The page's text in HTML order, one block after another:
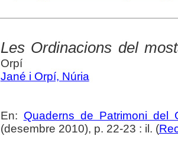
Les Ordinacions del
Orpí
Jané i Orpí, Núria
En: Quaderns de Patrimoni del
(desembre 2010), p. 22-23 : il. (